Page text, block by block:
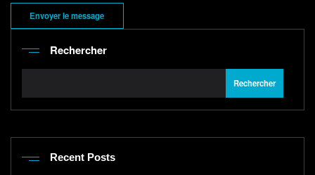
Rechercher
Rechercher
Recent Posts